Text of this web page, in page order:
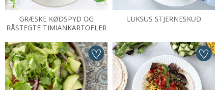
GRÆSKE KØDSPYD OG
RÅSTEGTE TIMIANKARTOFLER
LUKSUS STJERNESKUD